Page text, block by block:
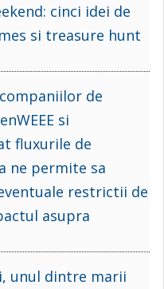
cinci idei de
si treasure hunt
de
si
fluxurile de
ne permite sa
restrictii de
asupra
unul dintre marii